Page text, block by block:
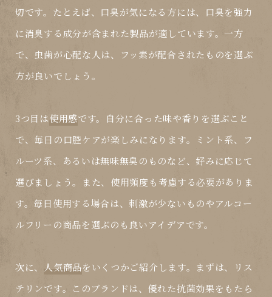
切です。たとえば、口臭が気になる方には、口臭を強力
に消臭する成分が含まれた製品が適しています。一方
で、虫歯が心配な人は、フッ素が配合されたものを選ぶ
方が良いでしょう。
3つ目は使用感です。自分に合った味や香りを選ぶこと
で、毎日の口腔ケアが楽しみになります。ミント系、フ
ルーツ系、あるいは無味無臭のものなど、好みに応じて
選びましょう。また、 使用頻度 も考慮する必要がありま
す。毎日使用する場合は、刺激が少ないものやアルコー
ルフリーの商品を選ぶのも良いアイデアです。
次に、 人気商品をいくつかご紹介します。まずは、リス
テリンです。このブランドは、優れた抗菌効果をもたら